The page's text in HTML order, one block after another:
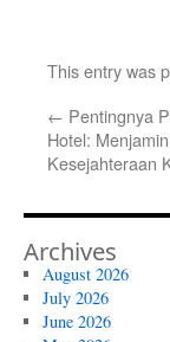
This entry was
← Pentingnya
Hotel:
Kesejahteraan
Archives
August 2026
July 2026
June 2026